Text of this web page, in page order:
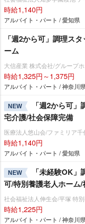
時給1,140円
アルバイト・パート / 愛知県
「週2から可」調理ス
ーム
大信産業 株式会社/グループ
時給1,325円～1,375円
アルバイト・パート / 神奈川県
NEW
「週2から可
宅介護/社会保障完備
医療法人悠山会/ファミリア千
時給1,140円
アルバイト・パート / 愛知県
NEW
「未経験OK
可/特別養護老人ホーム
社会福祉法人伸生会/平塚 特
時給1,225円
アルバイト・パート / 神奈川県